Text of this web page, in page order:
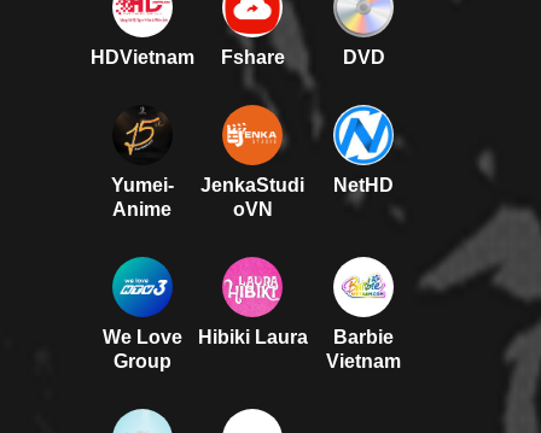
HDVietnam Fshare DVD
Yumei-
Anime
JenkaStudi
oVN
NetHD
We Love
Group
Hibiki Laura
Barbie
Vietnam